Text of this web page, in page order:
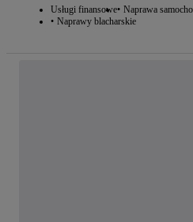
Usługi finansowe Naprawa
Naprawy blacharskie